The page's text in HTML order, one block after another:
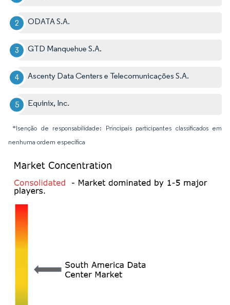
ODATA S.A.
GTD Manquehue S.A.
Ascenty Data Centers e Telecomunicações S.A.
Equinix, Inc.
*Isenção de responsabilidade: Principais participantes classificados em
nenhuma ordem específica